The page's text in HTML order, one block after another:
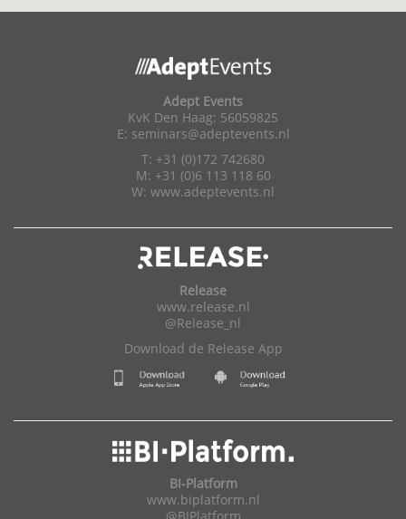
Adept Events
KvK Den Haag: 56059825
E: seminars@adeptevents.nl
T: +31 (0)172 742680
M: +31 (0)6 113 118 60
W: www.adeptevents.nl
Release
www.release.nl
@Release_nl
Download de Release App
BI-Platform
www.biplatform.nl